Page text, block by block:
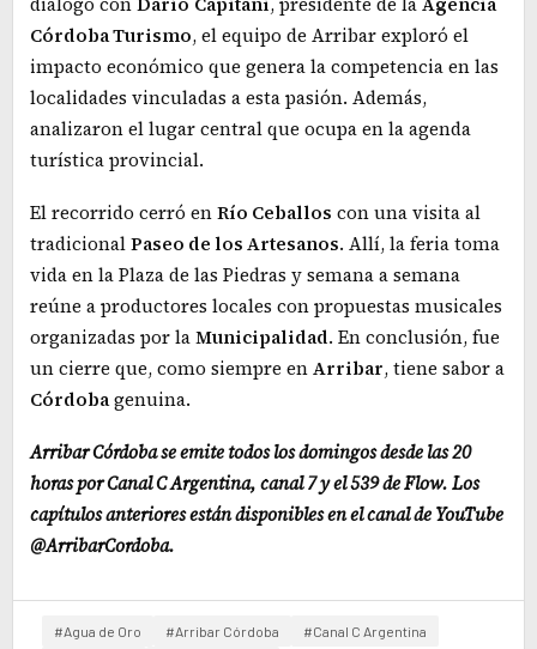
Córdoba Turismo, el equipo de Arribar exploró el
impacto económico que genera la competencia en las
localidades vinculadas a esta pasión. Además,
analizaron el lugar central que ocupa en la agenda
turística provincial.
El recorrido cerró enRío Ceballos con una visita al
tradicionalPaseo de los Artesanos. Allí, la feria toma
vida en la Plaza de las Piedras y semana a semana
reúne a productores locales con propuestas musicales
organizadas por laMunicipalidad. En conclusión, fue
un cierre que, como siempre enArribar, tiene sabor a
Córdobagenuina.
Arribar Córdoba se emite todos los domingos desde las 20
horas por Canal C Argentina, canal 7 y el 539 de Flow. Los
capítulos anteriores están disponibles en el canal de YouTube
@ArribarCordoba.
#Agua de Oro #Arribar Córdoba
#Canal C Argentina